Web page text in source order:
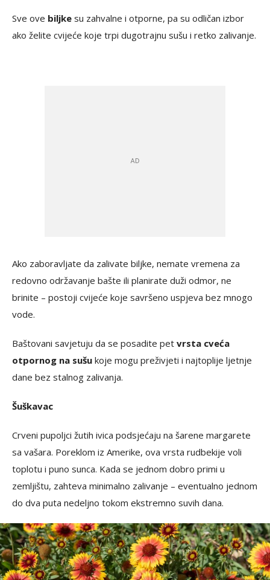
Sve ove biljke su zahvalne i otporne, pa su odličan izbor
ako želite cvijeće koje trpi dugotrajnu sušu i retko zalivanje.
Ako zaboravljate da zalivate biljke, nemate vremena za
redovno održavanje bašte ili planirate duži odmor, ne
brinite – postoji cvijeće koje savršeno uspjeva bez mnogo
vode.
Baštovani savjetuju da se posadite pet vrsta cveća
otpornog na sušu koje mogu preživjeti i najtoplije ljetnje
dane bez stalnog zalivanja.
Šuškavac
Crveni pupoljci žutih ivica podsjećaju na šarene margarete
sa vašara. Poreklom iz Amerike, ova vrsta rudbekije voli
toplotu i puno sunca. Kada se jednom dobro primi u
zemljištu, zahteva minimalno zalivanje – eventualno jednom
do dva puta nedeljno tokom ekstremno suvih dana.